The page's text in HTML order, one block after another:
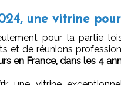
une vitrine
pour la partie
et de réunions
en France, dans les 4